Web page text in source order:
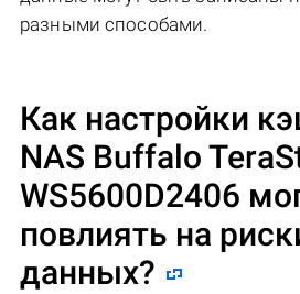
разными способами.
Как настройки
NAS Buffalo
WS5600D2406
повлиять на
данных?